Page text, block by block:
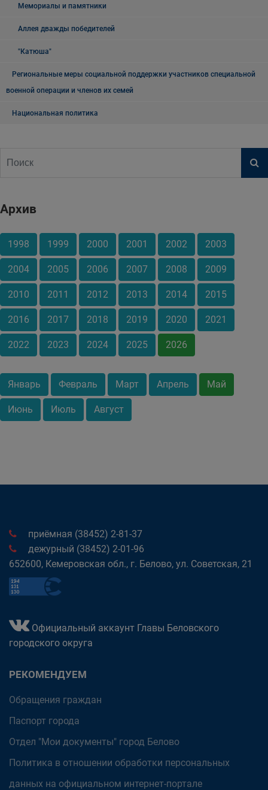
Мемориалы и памятники
Аллея дважды победителей
"Катюша"
Региональные меры социальной поддержки участников специальной
военной операции и членов их семей
Национальная политика
Архив
1998 1999 2000 2001 2002 2003
2004 2005 2006 2007 2008 2009
2010 2011 2012 2013 2014 2015
2016 2017 2018 2019 2020 2021
2022 2023 2024 2025 2026
Январь Февраль Март Апрель Май
Июнь Июль Август
приёмная (38452) 2-81-37
дежурный (38452) 2-01-96
652600, Кемеровская обл., г. Белово, ул. Советская, 21
Официальный аккаунт Главы Беловского
городского округа
РЕКОМЕНДУЕМ
Обращения граждан
Паспорт города
Отдел "Мои документы" город Белово
Политика в отношении обработки персональных
данных на официальном интернет-портале